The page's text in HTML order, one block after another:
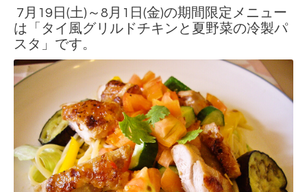
7月19日(土)～8月1日(金)の期間限定メニュー
は「タイ風グリルドチキンと夏野菜の冷製パ
スタ」です。